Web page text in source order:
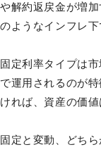
や解約返戻金が増
のようなインフレ
固定利率タイプは
で運用されるのが
ければ、資産の価
固定と変動、どち